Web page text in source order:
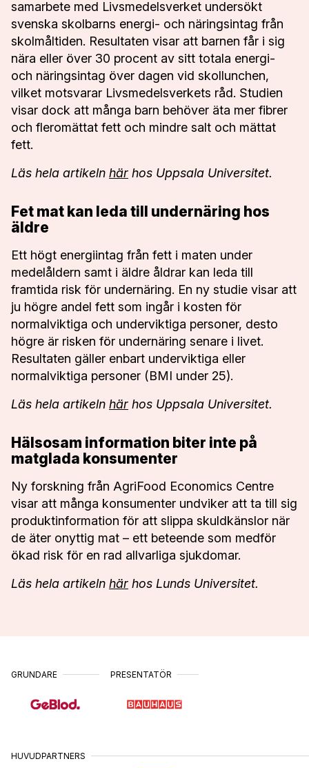
samarbete med Livsmedelsverket undersökt
svenska skolbarns energi- och näringsintag från
skolmåltiden. Resultaten visar att barnen får i sig
nära eller över 30 procent av sitt totala energi-
och näringsintag över dagen vid skollunchen,
vilket motsvarar Livsmedelsverkets råd. Studien
visar dock att många barn behöver äta mer fibrer
och fleromättat fett och mindre salt och mättat
fett.
Läs hela artikeln här hos Uppsala Universitet.
Fet mat kan leda till undernäring hos
äldre
Ett högt energiintag från fett i maten under
medelåldern samt i äldre åldrar kan leda till
framtida risk för undernäring. En ny studie visar att
ju högre andel fett som ingår i kosten för
normalviktiga och underviktiga personer, desto
högre är risken för undernäring senare i livet.
Resultaten gäller enbart underviktiga eller
normalviktiga personer (BMI under 25).
Läs hela artikeln här hos Uppsala Universitet.
Hälsosam information biter inte på
matglada konsumenter
Ny forskning från AgriFood Economics Centre
visar att många konsumenter undviker att ta till sig
produktinformation för att slippa skuldkänslor när
de äter onyttig mat – ett beteende som medför
ökad risk för en rad allvarliga sjukdomar.
Läs hela artikeln här hos Lunds Universitet.
GRUNDARE PRESENTATÖR
HUVUDPARTNERS